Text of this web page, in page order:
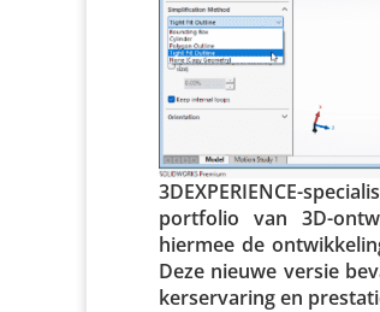
3DEX­PE­RIENCE-
portfolio van 3D-
hiermee de
Deze nieuwe versie
ker­s­er­va­ring en